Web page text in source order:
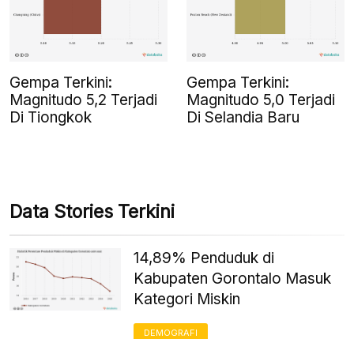
Gempa Terkini:
Magnitudo 5,2 Terjadi
Di Tiongkok
Gempa Terkini:
Magnitudo 5,0 Terjadi
Di Selandia Baru
Data Stories Terkini
14,89% Penduduk di
Kabupaten Gorontalo Masuk
Kategori Miskin
DEMOGRAFI